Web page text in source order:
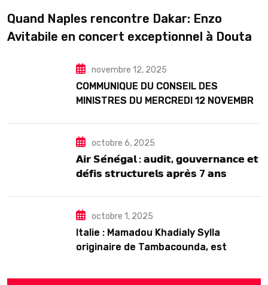
Quand Naples rencontre Dakar: Enzo
Avitabile en concert exceptionnel à Douta
novembre 12, 2025
COMMUNIQUE DU CONSEIL DES
MINISTRES DU MERCREDI 12 NOVEMBRE
octobre 6, 2025
𝗔𝗶𝗿 𝗦𝗲́𝗻𝗲́𝗴𝗮𝗹 : 𝗮𝘂𝗱𝗶𝘁, 𝗴𝗼𝘂𝘃𝗲𝗿𝗻𝗮𝗻𝗰𝗲 𝗲𝘁
𝗱𝗲́𝗳𝗶𝘀 𝘀𝘁𝗿𝘂𝗰𝘁𝘂𝗿𝗲𝗹𝘀 𝗮𝗽𝗿𝗲̀𝘀 7 𝗮𝗻𝘀
octobre 1, 2025
Italie : Mamadou Khadialy Sylla
originaire de Tambacounda, est
arrestation